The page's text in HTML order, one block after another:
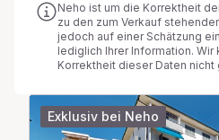
Neho ist um die Korrektheit
zu den zum Verkauf
jedoch auf einer Schätzung
lediglich Ihrer Information. Wir
Korrektheit dieser Daten nicht
Exklusiv bei Neho